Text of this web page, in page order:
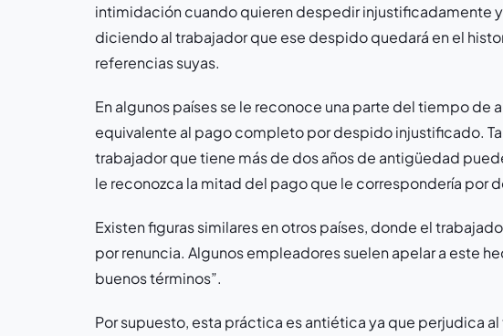
intimidación cuando quieren despedir injustificadamente
diciendo al trabajador que ese despido quedará en el
referencias suyas.
En algunos países se le reconoce una parte del tiempo de
equivalente al pago completo por despido injustificado.
trabajador que tiene más de dos años de antigüedad
le reconozca la mitad del pago que le correspondería por
Existen figuras similares en otros países, donde el
por renuncia. Algunos empleadores suelen apelar a este
buenos términos”.
Por supuesto, esta práctica es antiética ya que perjudica